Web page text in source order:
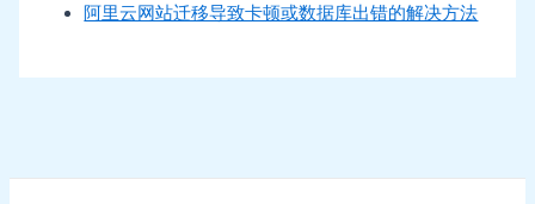
阿里云网站迁移导致卡顿或数据库出错的解决方法